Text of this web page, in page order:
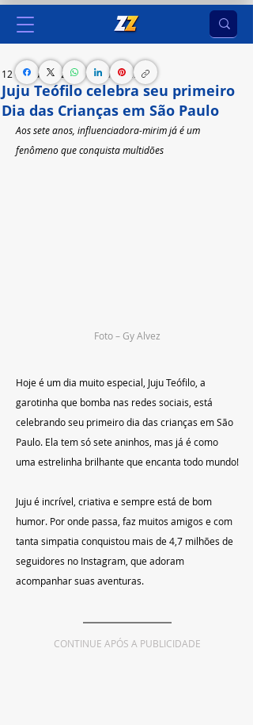
Juju Teófilo celebra seu primeiro
Dia das Crianças em São Paulo
12 de out. de 2023 1 min de leitura
Aos sete anos, influenciadora-mirim já é um
fenômeno que conquista multidões
Foto – Gy Alvez
Hoje é um dia muito especial, Juju Teófilo, a
garotinha que bomba nas redes sociais, está
celebrando seu primeiro dia das crianças em São
Paulo. Ela tem só sete aninhos, mas já é como
uma estrelinha brilhante que encanta todo mundo!
Juju é incrível, criativa e sempre está de bom
humor. Por onde passa, faz muitos amigos e com
tanta simpatia conquistou mais de 4,7 milhões de
seguidores no Instagram, que adoram
acompanhar suas aventuras.
CONTINUE APÓS A PUBLICIDADE